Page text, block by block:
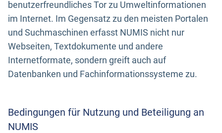
benutzerfreundliches Tor zu Umweltinformationen
im Internet. Im Gegensatz zu den meisten Portalen
und Suchmaschinen erfasst NUMIS nicht nur
Webseiten, Textdokumente und andere
Internetformate, sondern greift auch auf
Datenbanken und Fachinformationssysteme zu.
Bedingungen für Nutzung und Beteiligung an
NUMIS